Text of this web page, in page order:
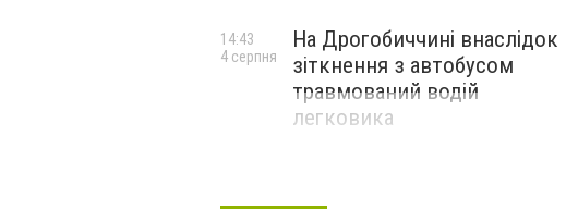
На Дрогобиччині внаслідок
зіткнення з автобусом
травмований водій
легковика
14:43
4 серпня